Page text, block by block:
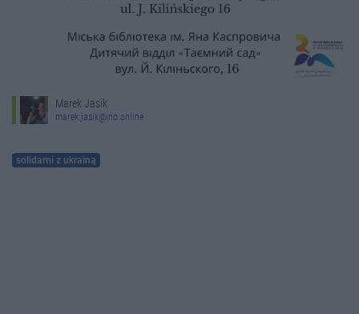
Marek Jasik
marek.jasik@ino.online
solidarni z ukrainą